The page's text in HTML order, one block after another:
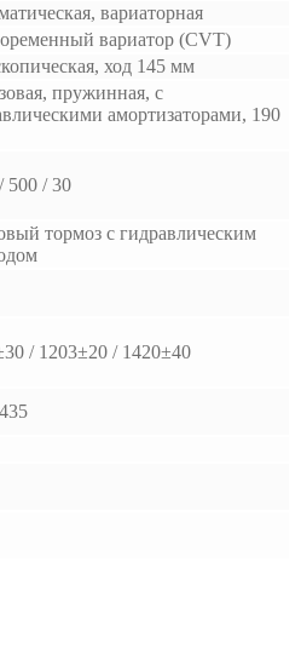
вариаторная
вариатор (CVT)
ход 145 мм
пружинная, с
амортизаторами, 190
500 / 30
тормоз с гидравлическим
/ 1203±20 / 1420±40